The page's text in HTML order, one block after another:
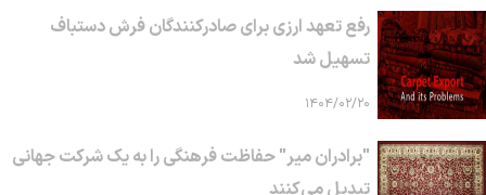
رفع تعهد ارزی برای صادرکنندگان فرش دستباف
تسهیل شد
۱۴۰۴/۰۲/۲۰
"برادران میر" حفاظت فرهنگی را به یک شرکت جهانی